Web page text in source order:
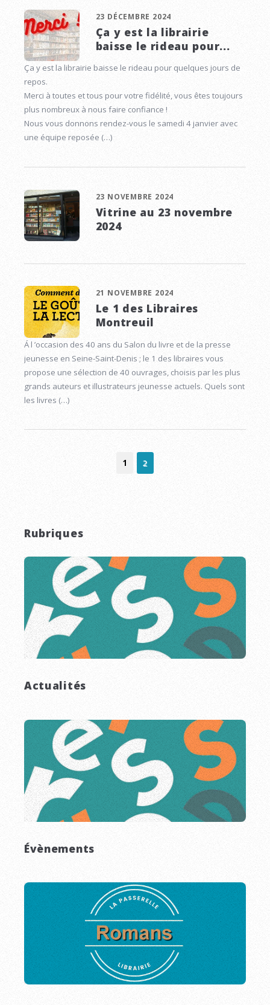
23 DÉCEMBRE 2024
Ça y est la librairie
baisse le rideau pour...
Ça y est la librairie baisse le rideau pour quelques jours de
repos.
Merci à toutes et tous pour votre fidélité, vous êtes toujours
plus nombreux à nous faire confiance !
Nous vous donnons rendez-vous le samedi 4 janvier avec
une équipe reposée (…)
23 NOVEMBRE 2024
Vitrine au 23 novembre
2024
21 NOVEMBRE 2024
Le 1 des Libraires
Montreuil
Á l ’occasion des 40 ans du Salon du livre et de la presse
jeunesse en Seine-Saint-Denis ; le 1 des libraires vous
propose une sélection de 40 ouvrages, choisis par les plus
grands auteurs et illustrateurs jeunesse actuels. Quels sont
les livres (…)
1 2
Rubriques
Actualités
Évènements